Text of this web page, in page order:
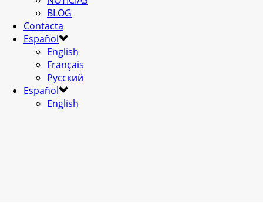
BLOG
Contacta
Español
English
Français
Русский
Español
English